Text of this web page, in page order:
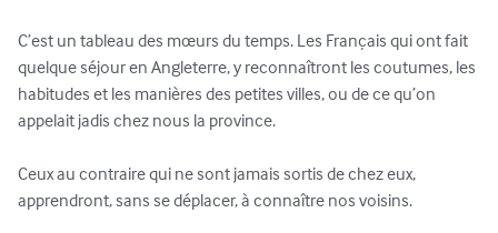
C’est un tableau des mœurs du temps. Les Français qui ont fait
quelque séjour en Angleterre, y reconnaîtront les coutumes, les
habitudes et les manières des petites villes, ou de ce qu’on
appelait jadis chez nous la province.
Ceux au contraire qui ne sont jamais sortis de chez eux,
apprendront, sans se déplacer, à connaître nos voisins.